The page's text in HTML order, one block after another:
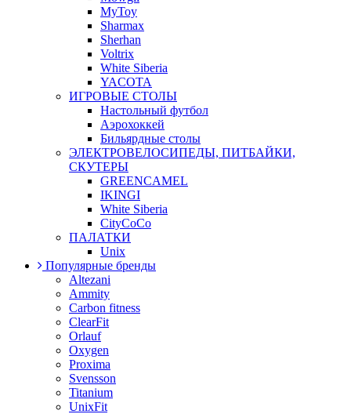
MyToy
Sharmax
Sherhan
Voltrix
White Siberia
YACOTA
ИГРОВЫЕ СТОЛЫ
Настольный футбол
Аэрохоккей
Бильярдные столы
ЭЛЕКТРОВЕЛОСИПЕДЫ, ПИТБАЙКИ,
СКУТЕРЫ
GREENCAMEL
IKINGI
White Siberia
CityCoCo
ПАЛАТКИ
Unix
Популярные бренды
Altezani
Ammity
Carbon fitness
ClearFit
Orlauf
Oxygen
Proxima
Svensson
Titanium
UnixFit